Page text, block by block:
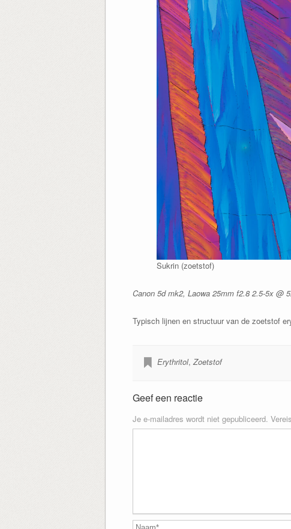
Sukrin (zoetstof)
Canon 5d mk2, Laowa 25mm f2.8 2.5-5x @
Typisch lijnen en structuur van de zoetstof
Erythritol,Zoetstof
Geef een reactie
Je e-mailadres wordt niet gepubliceerd.